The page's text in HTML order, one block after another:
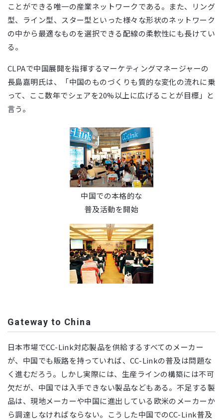
ことができる唯一の産業ネットワークである。また、リング
型、ライン型、スター型といった様々な形状のネットワーク
の中から最適なものを選択できる配線の柔軟性にも長けてい
る。
CLPAで中国展開を指揮するマーケティングマネージャーの
長島嘉明氏は、「中国のものづくりも質的な変化の流れに乗
って、ここ数年でシェアを20%以上に広げることが目標」と
言う。
中国での本格的な
普及活動を開始
Gateway to China
日本市場でCC-Link対応製品を供給するすべてのメーカー
が、中国でも販路を持っていれば、CC-Linkの普及は問題な
く進むだろう。しかし実際には、生産ラインの構築には不可
欠だが、中国では入手できない製品などもある。不足する製
品は、現地メーカーや中国に進出している欧米のメーカーか
ら調達しなければならない。こうした中国でのCC-Link普及